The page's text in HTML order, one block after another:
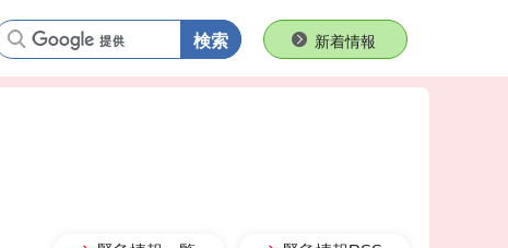
語句で検索新着情報